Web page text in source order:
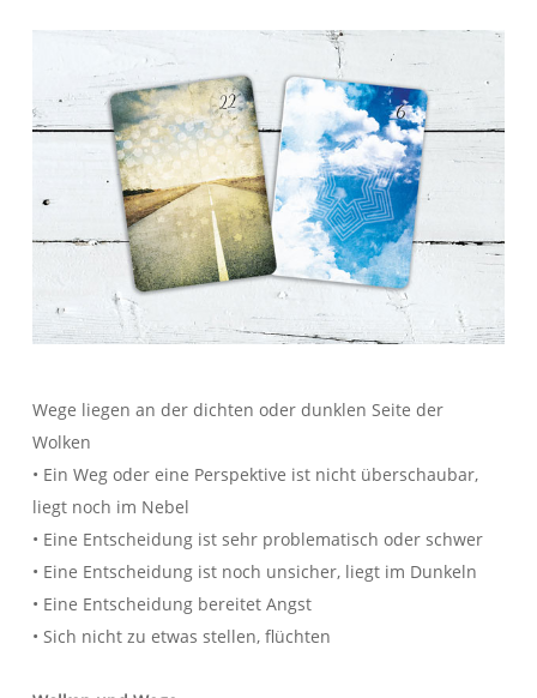
Wege liegen an der dichten oder dunklen Seite der
Wolken
• Ein Weg oder eine Perspektive ist nicht überschaubar,
liegt noch im Nebel
• Eine Entscheidung ist sehr problematisch oder schwer
• Eine Entscheidung ist noch unsicher, liegt im Dunkeln
• Eine Entscheidung bereitet Angst
• Sich nicht zu etwas stellen, flüchten